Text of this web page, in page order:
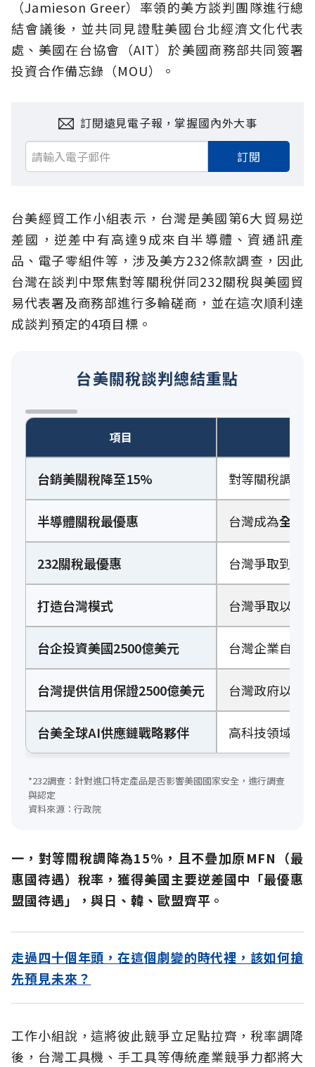
（Jamieson Greer）率領的美方談判團隊進行總
結會議後，並共同見證駐美國台北經濟文化代表
處、美國在台協會（AIT）於美國商務部共同簽署
投資合作備忘錄（MOU）。
訂閱遠見電子報，掌握國內外大事
訂閱
台美經貿工作小組表示，台灣是美國第6大貿易逆
差國，逆差中有高達9成來自半導體、資通訊產
品、電子零組件等，涉及美方232條款調查，因此
台灣在談判中聚焦對等關稅併同232關稅與美國貿
易代表署及商務部進行多輪磋商，並在這次順利達
成談判預定的4項目標。
台美關稅談判總結重點
項目
台銷美關稅降至15% 對等關稅調降
半導體關稅最優惠 台灣成為全球
232關稅最優惠 台灣爭取到汽
打造台灣模式 台灣爭取以「
台企投資美國2500億美元 台灣企業自主
台灣提供信用保證2500億美元 台灣政府以信
台美全球AI供應鏈戰略夥伴 高科技領域相
*232調查：針對進口特定產品是否影響美國國家安全，進行調查
與認定
資料來源：行政院
一，對等關稅調降為15%，且不疊加原MFN（最
惠國待遇）稅率，獲得美國主要逆差國中「最優惠
盟國待遇」，與日、韓、歐盟齊平。
走過四十個年頭，在這個劇變的時代裡，該如何搶
先預見未來？
工作小組說，這將彼此競爭立足點拉齊，稅率調降
後，台灣工具機、手工具等傳統產業競爭力都將大